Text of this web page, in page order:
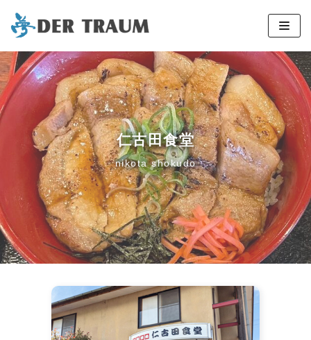
コ
ン
テ
ン
プ
仁古田食堂
nikota shokudo